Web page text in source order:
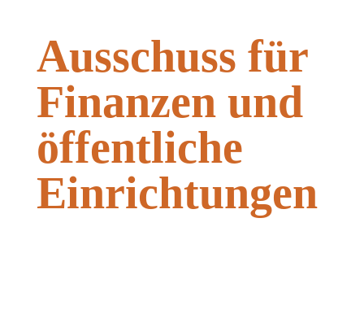
Ausschuss für
Finanzen und
öffentliche
Einrichtungen